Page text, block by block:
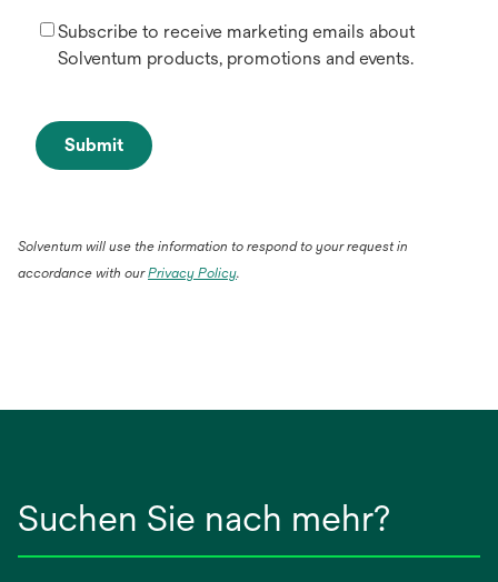
Subscribe to receive marketing emails about
Solventum products, promotions and events.
Submit
Solventum will use the information to respond to your request in
accordance with ourPrivacy Policy.
Suchen Sie nach mehr?